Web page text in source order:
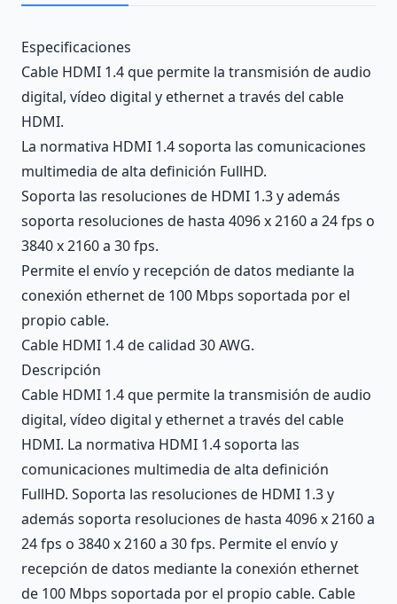
Description
Especificaciones
Cable HDMI 1.4 que permite la transmisión de audio
digital, vídeo digital y ethernet a través del cable
HDMI.
La normativa HDMI 1.4 soporta las comunicaciones
multimedia de alta definición FullHD.
Soporta las resoluciones de HDMI 1.3 y además
soporta resoluciones de hasta 4096 x 2160 a 24 fps o
3840 x 2160 a 30 fps.
Permite el envío y recepción de datos mediante la
conexión ethernet de 100 Mbps soportada por el
propio cable.
Cable HDMI 1.4 de calidad 30 AWG.
Descripción
Cable HDMI 1.4 que permite la transmisión de audio
digital, vídeo digital y ethernet a través del cable
HDMI. La normativa HDMI 1.4 soporta las
comunicaciones multimedia de alta definición
FullHD. Soporta las resoluciones de HDMI 1.3 y
además soporta resoluciones de hasta 4096 x 2160 a
24 fps o 3840 x 2160 a 30 fps. Permite el envío y
recepción de datos mediante la conexión ethernet
de 100 Mbps soportada por el propio cable. Cable